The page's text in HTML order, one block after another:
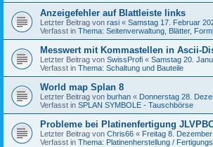
Anzeigefehler auf Blattleiste links
Letzter Beitrag von rasi « Samstag 17. Februar
Verfasst in Thema: Seitenverwaltung, Blätter,
Messwert mit Kommastellen in Ascii-
Letzter Beitrag von SwissProfi « Samstag 20.
Verfasst in Thema: Schaltung und Bauteile
World map Splan 8
Letzter Beitrag von burhan « Donnerstag 28.
Verfasst in SPLAN SYMBOLE - Tauschbörse
Probleme bei Platinenfertigung
Letzter Beitrag von Chris66 « Freitag 8.
Verfasst in Thema: Platinenherstellung /